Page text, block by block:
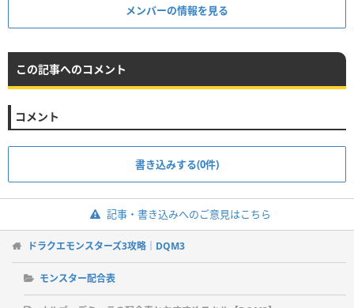
メンバーの情報を見る
この記事へのコメント
コメント
書き込みする(0件)
記事・書き込みへのご意見はこちら
ドラクエモンスターズ3攻略｜DQM3
モンスター配合表